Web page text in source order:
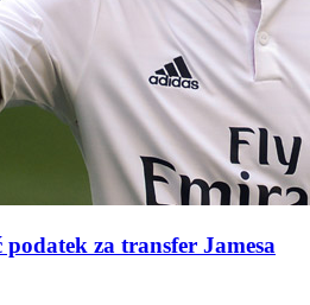
podatek za transfer Jamesa